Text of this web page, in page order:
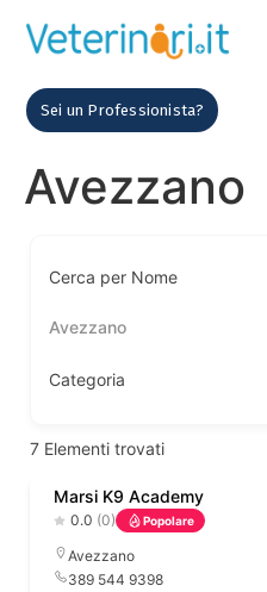
Sei un Professionista?
Avezzano
Cerca per Nome
Avezzano
Categoria
7 Elementi trovati
Marsi K9 Academy
0.0 (0) Popolare
Avezzano
389 544 9398